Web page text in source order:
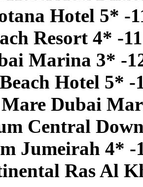
Hotel 5* -
Resort 4* -
Marina 3* -
Hotel 5* -
Dubai
Central
Jumeirah 4* -
Ras Al